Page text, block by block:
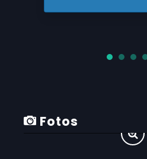
Fotos
At. FLAKAEL